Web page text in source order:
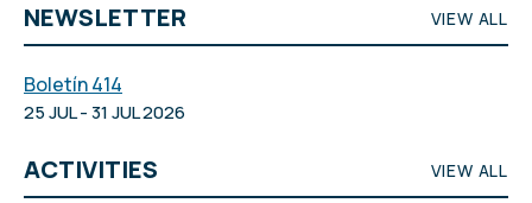
NEWSLETTER VIEW ALL
Boletín 414
25 JUL - 31 JUL 2026
ACTIVITIES VIEW ALL